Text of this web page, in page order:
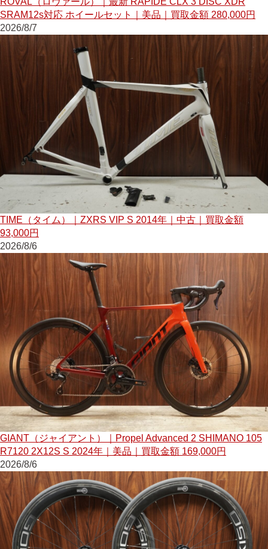
SRAM12s対応 ホイールセット｜美品｜買取金額 280,000円
2026/8/7
TIME（タイム）｜ZXRS VIP S 2014年｜中古｜買取金額
93,000円
2026/8/6
GIANT（ジャイアント）｜Propel Advanced 2 SHIMANO 105
R7120 2X12S S 2024年｜美品｜買取金額 169,000円
2026/8/6